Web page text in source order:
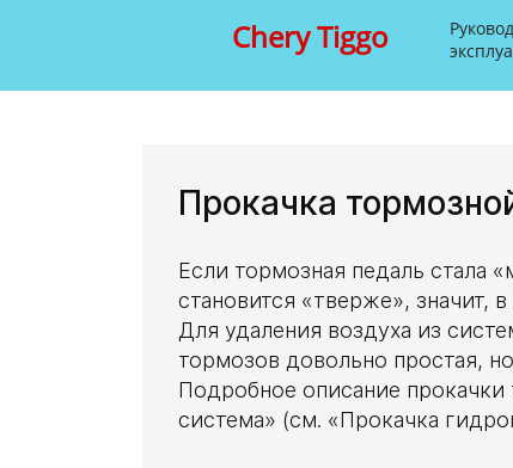
Chery Tiggo
Прокачка
Если тормозная педаль стала
становится «тверже», значит,
Для удаления воздуха из
тормозов довольно простая,
Подробное описание
система» (см. «Прокачка